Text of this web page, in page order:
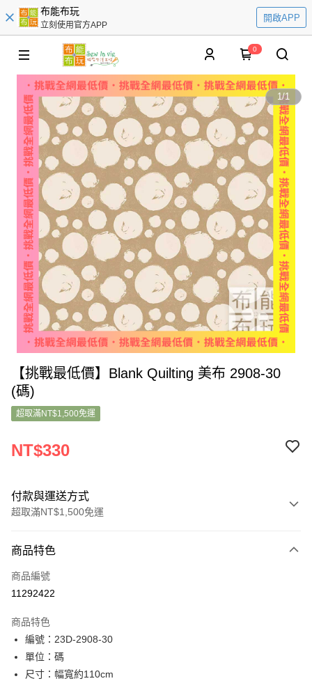
布能布玩
立刻使用官方APP
開啟APP
0
1/1
【挑戰最低價】Blank Quilting 美布 2908-30
(碼)
超取滿NT$1,500免運
NT$330
付款與運送方式
超取滿NT$1,500免運
信用卡一次付款
超商取貨付款
Apple Pay
街口支付
商品特色
商品編號
11292422
商品特色
編號：23D-2908-30
單位：碼
尺寸：幅寬約110cm